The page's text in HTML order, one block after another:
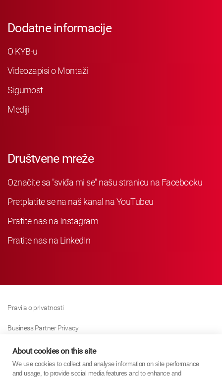
Dodatne informacije
O KYB-u
Videozapisi o Montaži
Sigurnost
Mediji
Društvene mreže
Označite sa "sviđa mi se" našu stranicu na Facebooku
Pretplatite se na naš kanal na YouTubeu
Pratite nas na Instagram
Pratite nas na LinkedIn
Pravila o privatnosti
Business Partner Privacy
Pravila O Kolačićima
Modern Slavery Act Policy
About cookies on this site
We use cookies to collect and analyse information on site performance
and usage, to provide social media features and to enhance and